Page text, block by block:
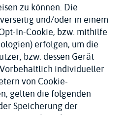
zu können. Die
und/oder in einem
In-Cookie, bzw. mithilfe
erfolgen, um die
bzw. dessen Gerät
individueller
von Cookie-
gelten die folgenden
Speicherung der